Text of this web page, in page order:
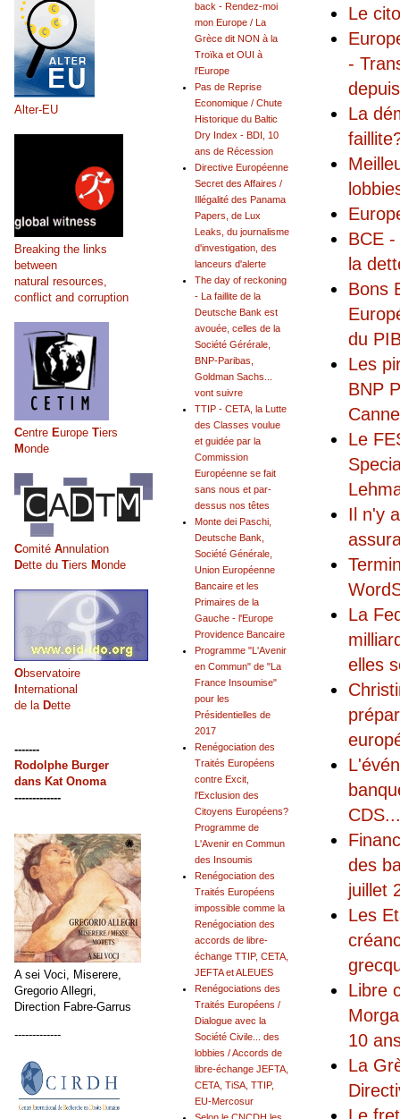
Le
-
La
BCE
la
Bons
du
Les
BNP
Le
Il n'y
La
elles
CDS...
des
juillet
Les
Libre
10
La
back - Rendez-moi
mon Europe / La
Grèce dit NON à la
Troïka et OUI à
l'Europe
Pas de Reprise
Economique / Chute
Historique du Baltic
Dry Index - BDI, 10
ans de Récession
Directive Européenne
Secret des Affaires /
Illégalité des Panama
Papers, de Lux
Leaks, du journalisme
d'investigation, des
lanceurs d'alerte
The day of reckoning
- La faillite de la
Deutsche Bank est
avouée, celles de la
Société Gérérale,
BNP-Paribas,
Goldman Sachs...
vont suivre
TTIP - CETA, la Lutte
des Classes voulue
et guidée par la
Commission
Européenne se fait
sans nous et par-
dessus nos têtes
Monte dei Paschi,
Deutsche Bank,
Société Générale,
Union Européenne
Bancaire et les
Primaires de la
Gauche - l'Europe
Providence Bancaire
Programme "L'Avenir
en Commun" de "La
France Insoumise"
pour les
Présidentielles de
2017
Renégociation des
Traités Européens
contre Excit,
l'Exclusion des
Citoyens Européens?
Programme de
L'Avenir en Commun
des Insoumis
Renégociation des
Traités Européens
impossible comme la
Renégociation des
accords de libre-
échange TTIP, CETA,
JEFTA et ALEUES
Renégociations des
Traités Européens /
Dialogue avec la
Société Civile... des
lobbies / Accords de
libre-échange JEFTA,
CETA, TiSA, TTIP,
EU-Mercosur
Alter-EU
Breaking the links
between
natural resources,
conflict and corruption
Centre Europe Tiers
Monde
Comité Annulation
Dette du Tiers Monde
Observatoire
International
de la Dette
-------
Rodolphe Burger
dans Kat Onoma
-------------
A sei Voci, Miserere,
Gregorio Allegri,
Direction Fabre-Garrus
-------------